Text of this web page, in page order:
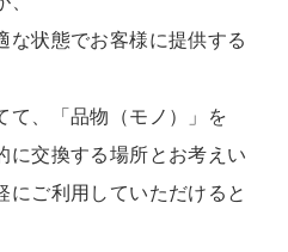
な状態でお客様に提供する
て、「品物（モノ）」を
に交換する場所とお考えい
にご利用していただけると